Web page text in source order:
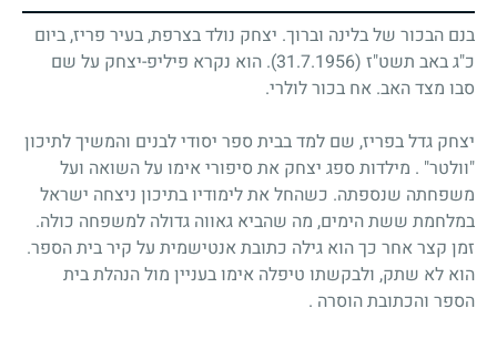
בנם הבכור של בלינה וברוך. יצחק נולד בצרפת, בעיר פריז, ביום
כ"ג באב תשט"ז (31.7.1956)
. הוא נקרא פיליפ-יצחק על שם
סבו מצד האב. אח בכור לולרי.
יצחק גדל בפריז, שם למד בבית ספר יסודי לבנים והמשיך לתיכון
"וולטר" . מילדות ספג יצחק את סיפורי אימו על השואה ועל
משפחתה שנספתה. כשהחל את לימודיו בתיכון ניצחה ישראל
במלחמת ששת הימים, מה שהביא גאווה גדולה למשפחה כולה.
זמן קצר אחר כך הוא גילה כתובת אנטישמית על קיר בית הספר.
הוא לא שתק, ולבקשתו טיפלה אימו בעניין מול הנהלת בית
הספר והכתובת הוסרה .